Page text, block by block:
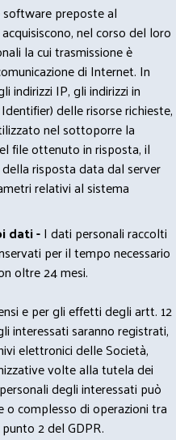
preposte al
nel corso del loro
la cui trasmissione è
di Internet. In
indirizzi IP, gli indirizzi in
delle risorse richieste,
nel sottoporre la
file ottenuto in risposta, il
risposta data dal server
relativi al sistema
dati -I dati personali raccolti
per il tempo necessario
oltre 24 mesi.
e per gli effetti degli artt. 12
interessati saranno registrati,
elettronici delle Società,
volte alla tutela dei
degli interessati può
o complesso di operazioni tra
2 del GDPR.